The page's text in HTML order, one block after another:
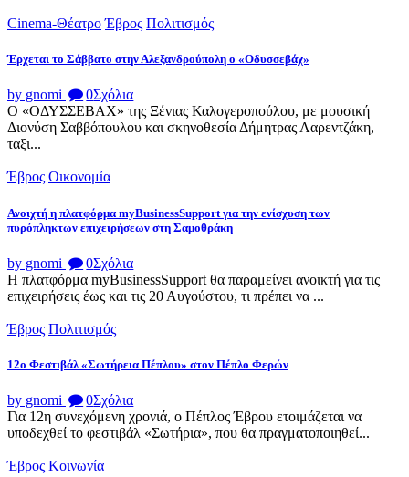
Cinema-Θέατρο Έβρος Πολιτισμός
Έρχεται το Σάββατο στην Αλεξανδρούπολη ο «Οδυσσεβάχ»
by gnomi 0Σχόλια
Ο «ΟΔΥΣΣΕΒΑΧ» της Ξένιας Καλογεροπούλου, με μουσική
Διονύση Σαββόπουλου και σκηνοθεσία Δήμητρας Λαρεντζάκη,
ταξι...
Έβρος Οικονομία
Ανοιχτή η πλατφόρμα myBusinessSupport για την ενίσχυση των
πυρόπληκτων επιχειρήσεων στη Σαμοθράκη
by gnomi 0Σχόλια
Η πλατφόρμα myBusinessSupport θα παραμείνει ανοικτή για τις
επιχειρήσεις έως και τις 20 Αυγούστου, τι πρέπει να ...
Έβρος Πολιτισμός
12ο Φεστιβάλ «Σωτήρεια Πέπλου» στον Πέπλο Φερών
by gnomi 0Σχόλια
Για 12η συνεχόμενη χρονιά, ο Πέπλος Έβρου ετοιμάζεται να
υποδεχθεί το φεστιβάλ «Σωτήρια», που θα πραγματοποιηθεί...
Έβρος Κοινωνία